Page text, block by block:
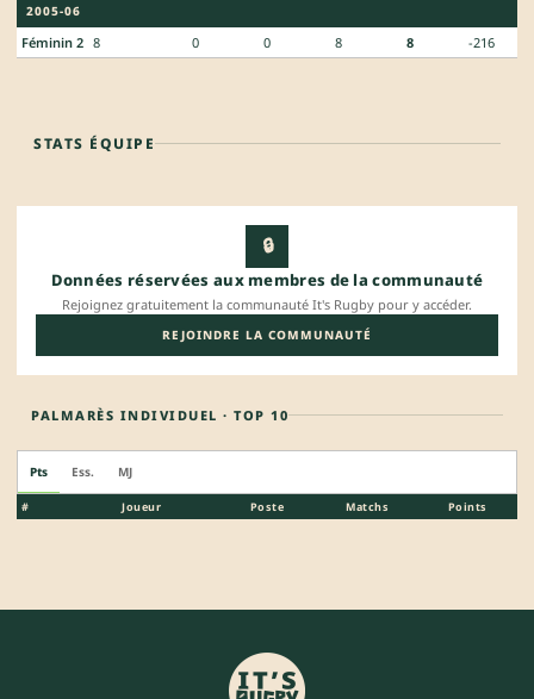
2005-06
Féminin 2 8 0 0 8 8 -216
STATS ÉQUIPE
🔒
Données réservées aux membres de la communauté
Rejoignez gratuitement la communauté It's Rugby pour y accéder.
REJOINDRE LA COMMUNAUTÉ
PALMARÈS INDIVIDUEL · TOP 10
Pts Ess. MJ
# Joueur Poste Matchs Points